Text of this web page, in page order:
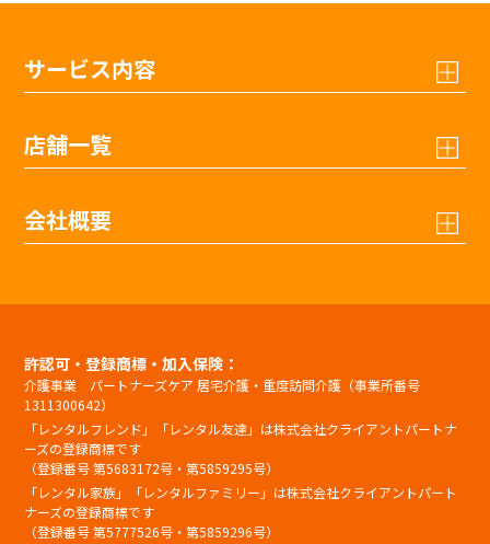
サービス内容
店舗一覧
会社概要
許認可・登録商標・加入保険：
介護事業 パートナーズケア 居宅介護・重度訪問介護（事業所番号
1311300642）
「レンタルフレンド」「レンタル友達」は株式会社クライアントパートナ
ーズの登録商標です
（登録番号 第5683172号・第5859295号）
「レンタル家族」「レンタルファミリー」は株式会社クライアントパート
ナーズの登録商標です
（登録番号 第5777526号・第5859296号）